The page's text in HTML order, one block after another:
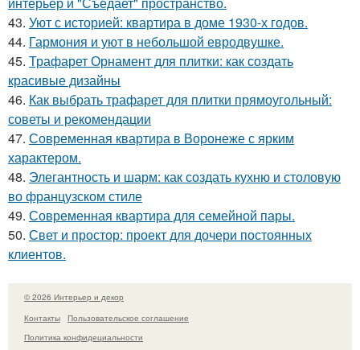
43. Уют с историей: квартира в доме 1930-х годов.
44. Гармония и уют в небольшой евродвушке.
45. Трафарет Орнамент для плитки: как создать
красивые дизайны
46. Как выбрать трафарет для плитки прямоугольный:
советы и рекомендации
47. Современная квартира в Воронеже с ярким
характером.
48. Элегантность и шарм: как создать кухню и столовую
во французском стиле
49. Современная квартира для семейной пары.
50. Свет и простор: проект для дочери постоянных
клиентов.
© 2026 Интерьер и декор
Контакты
Пользовательское соглашение
Политика конфидециальности